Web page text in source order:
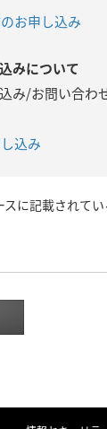
お申し込み
みについて
み/お問い合わ
込み
に記載されて